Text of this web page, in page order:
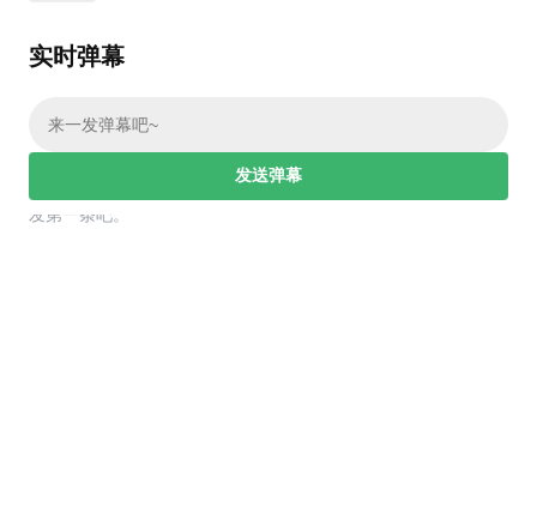
实时弹幕
发送弹幕
，发第一条吧。